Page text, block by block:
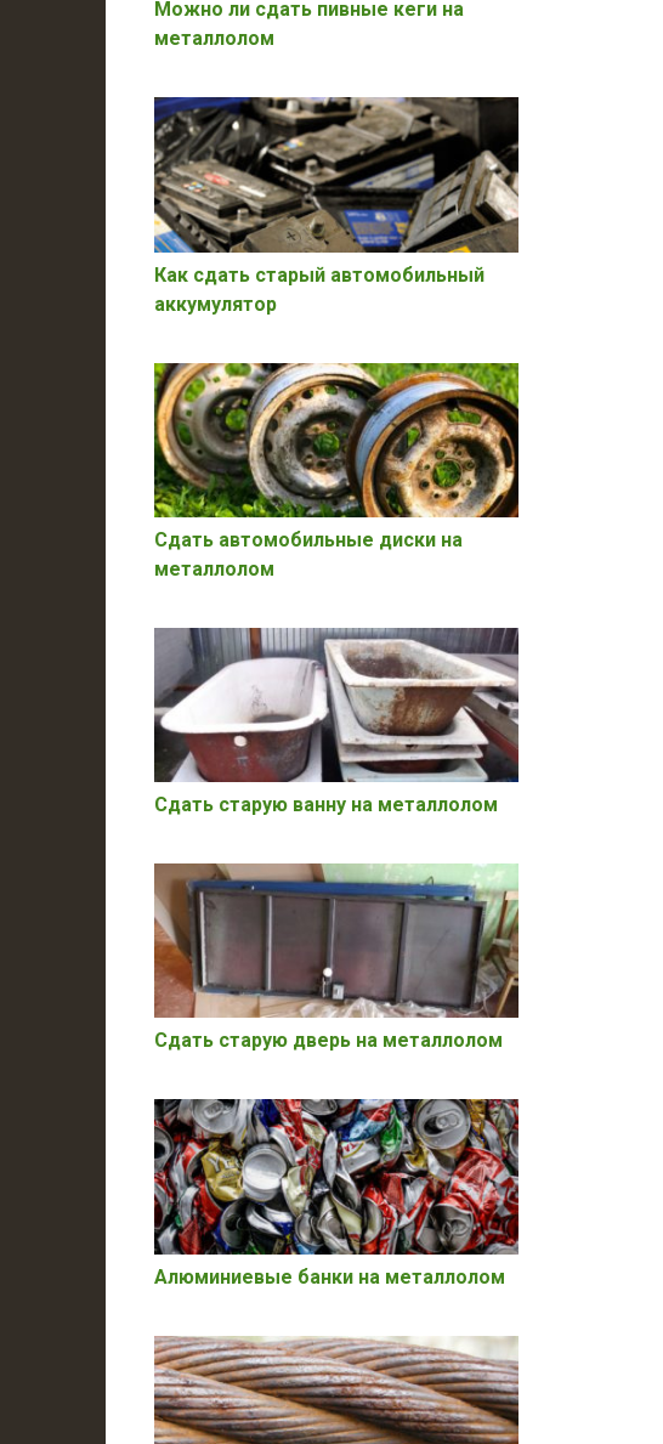
Можно ли сдать пивные кеги на
металлолом
Как сдать старый автомобильный
аккумулятор
Сдать автомобильные диски на
металлолом
Сдать старую ванну на металлолом
Сдать старую дверь на металлолом
Алюминиевые банки на металлолом